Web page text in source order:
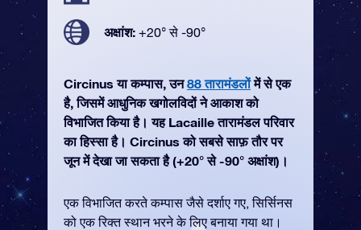
अक्षांश: +20° से -90°
Circinus या कम्पास, उन88 तारामंडलोंमें से एक
है, जिसमें आधुनिक खगोलविदों ने आकाश को
विभाजित किया है। यह Lacaille तारामंडल परिवार
का हिस्सा है। Circinus को सबसे साफ़ तौर पर
जून में देखा जा सकता है (+20° से -90° अक्षांश)।
एक विभाजित करते कम्पास जैसे दर्शाए गए, सिर्सिनस
को एक रिक्त स्थान भरने के लिए बनाया गया था।